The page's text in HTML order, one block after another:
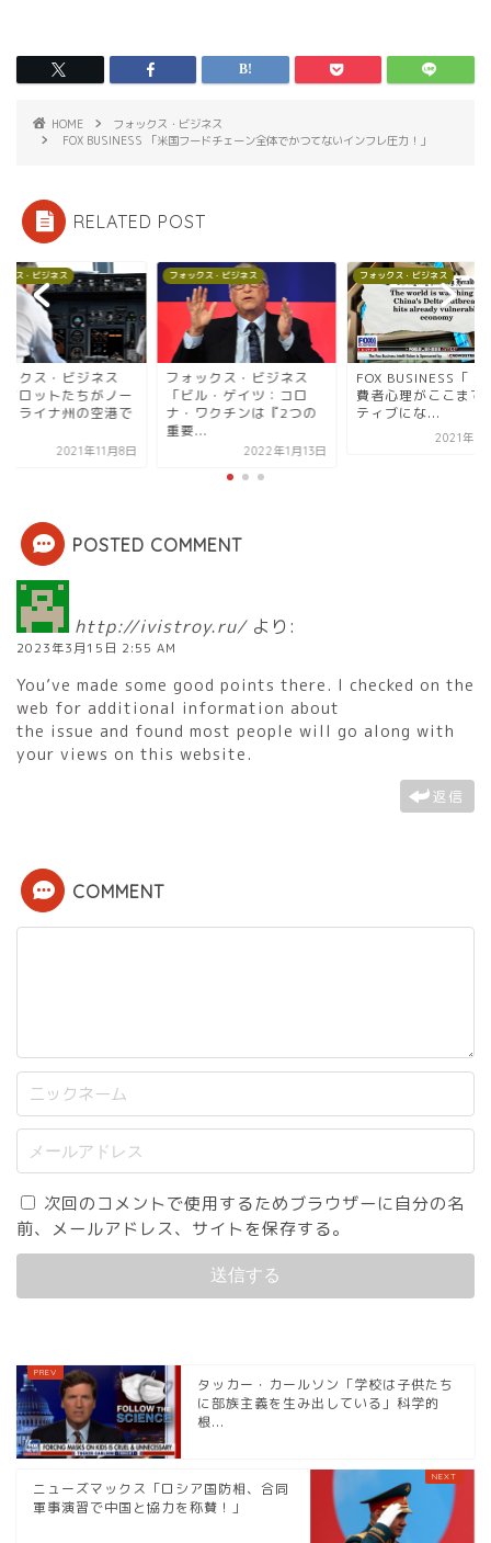
HOME
フォックス・ビジネス
FOX BUSINESS 「米国フードチェーン全体でかつてないインフレ圧力！」
RELATED POST
クス・ビジネス
ックス・ビジネス
イロットたちがノー
ロライナ州の空港で
2021年11月8日
フォックス・ビジネス
フォックス・ビジネス
「ビル・ゲイツ：コロ
ナ・ワクチンは『2つの
重要...
2022年1月13日
フォックス・ビジネス
FOX BUSINESS「
費者心理がここまで
ティブにな...
2021年8
POSTED COMMENT
http://ivistroy.ru/ より:
2023年3月15日 2:55 AM
You’ve made some good points there. I checked on the
web for additional information about
the issue and found most people will go along with
your views on this website.
返信
COMMENT
次回のコメントで使用するためブラウザーに自分の名
前、メールアドレス、サイトを保存する。
タッカー・カールソン「学校は子供たち
に部族主義を生み出している」科学的
根...
ニューズマックス「ロシア国防相、合同
軍事演習で中国と協力を称賛！」